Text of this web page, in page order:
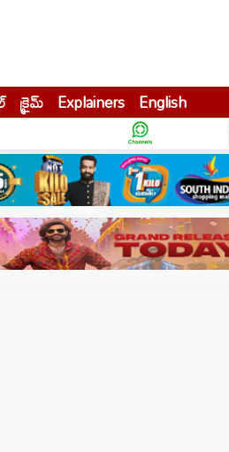
క్రైమ్ Explainers English